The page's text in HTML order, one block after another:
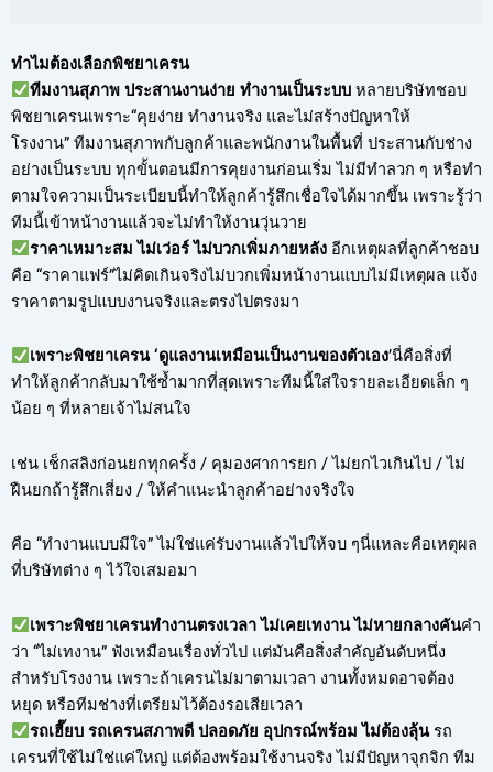
ทำไมต้องเลือกพิชยาเครน
ทีมงานสุภาพ ประสานงานง่าย ทำงานเป็นระบบ หลายบริษัทชอบ
พิชยาเครนเพราะ“คุยง่าย ทำงานจริง และไม่สร้างปัญหาให้
โรงงาน” ทีมงานสุภาพกับลูกค้าและพนักงานในพื้นที่ ประสานกับช่าง
อย่างเป็นระบบ ทุกขั้นตอนมีการคุยงานก่อนเริ่ม ไม่มีทำลวก ๆ หรือทำ
ตามใจความเป็นระเบียบนี้ทำให้ลูกค้ารู้สึกเชื่อใจได้มากขึ้น เพราะรู้ว่า
ทีมนี้เข้าหน้างานแล้วจะไม่ทำให้งานวุ่นวาย
ราคาเหมาะสม ไม่เว่อร์ ไม่บวกเพิ่มภายหลังอีกเหตุผลที่ลูกค้าชอบ
คือ “ราคาแฟร์”ไม่คิดเกินจริงไม่บวกเพิ่มหน้างานแบบไม่มีเหตุผล แจ้ง
ราคาตามรูปแบบงานจริงและตรงไปตรงมา
เพราะพิชยาเครน ‘ดูแลงานเหมือนเป็นงานของตัวเอง’นี่คือสิ่งที่
ทำให้ลูกค้ากลับมาใช้ซ้ำมากที่สุดเพราะทีมนี้ใส่ใจรายละเอียดเล็ก ๆ
น้อย ๆ ที่หลายเจ้าไม่สนใจ
เช่น เช็กสลิงก่อนยกทุกครั้ง / คุมองศาการยก / ไม่ยกไวเกินไป / ไม่
ฝืนยกถ้ารู้สึกเสี่ยง / ให้คำแนะนำลูกค้าอย่างจริงใจ
คือ “ทำงานแบบมีใจ” ไม่ใช่แค่รับงานแล้วไปให้จบ ๆนี่แหละคือเหตุผล
ที่บริษัทต่าง ๆ ไว้ใจเสมอมา
เพราะพิชยาเครนทำงานตรงเวลา ไม่เคยเทงาน ไม่หายกลางคันคำ
ว่า “ไม่เทงาน” ฟังเหมือนเรื่องทั่วไป แต่มันคือสิ่งสำคัญอันดับหนึ่ง
สำหรับโรงงาน เพราะถ้าเครนไม่มาตามเวลา งานทั้งหมดอาจต้อง
หยุด หรือทีมช่างที่เตรียมไว้ต้องรอเสียเวลา
รถเฮี๊ยบ รถเครนสภาพดี ปลอดภัย อุปกรณ์พร้อม ไม่ต้องลุ้นรถ
เครนที่ใช้ไม่ใช่แค่ใหญ่ แต่ต้องพร้อมใช้งานจริง ไม่มีปัญหาจุกจิก ทีม